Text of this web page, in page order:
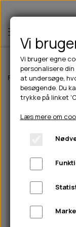
Forside Til hunde
Vi
Vi bruger egne
personalisere
at undersøge,
besøgende. Du
trykke på linket
Læs mere om